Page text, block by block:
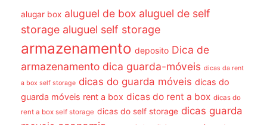
alugar box aluguel de box aluguel de self
storage aluguel self storage
armazenamento deposito Dica de
armazenamento dica guarda-móveis dicas da rent
a box self storage dicas do guarda móveis dicas do
guarda móveis rent a box dicas do rent a box dicas do
rent a box self storage dicas do self storage dicas guarda